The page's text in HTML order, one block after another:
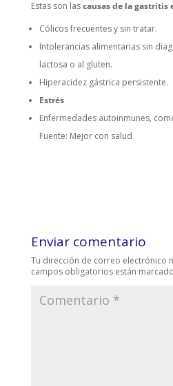
Estas son lascausas de la gastritis
Cólicos frecuentes y sin tratar.
Intolerancias alimentarias sin
lactosa o al gluten.
Hiperacidez gástrica persistente.
Estrés
Enfermedades autoinmunes,
Fuente: Mejor con salud
Enviar comentario
Tu dirección de correo electrónico
campos obligatorios están